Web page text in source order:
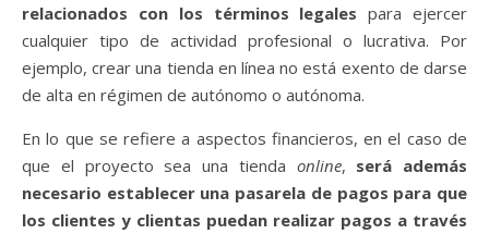
relacionados con los términos legalespara ejercer
cualquier tipo de actividad profesional o lucrativa. Por
ejemplo, crear una tienda en línea no está exento de darse
de alta en régimen de autónomo o autónoma.
En lo que se refiere a aspectos financieros, en el caso de
que el proyecto sea una tienda online, será además
necesario establecer una pasarela de pagos para que
los clientes y clientas puedan realizar pagos a través